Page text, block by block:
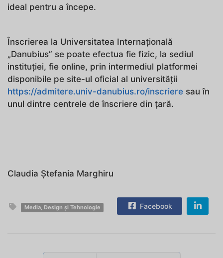
ideal pentru a începe.
Înscrierea la Universitatea Internațională
„Danubius” se poate efectua fie fizic, la sediul
instituției, fie online, prin intermediul platformei
disponibile pe site-ul oficial al universității
https://admitere.univ-danubius.ro/inscriere sau în
unul dintre centrele de înscriere din țară.
Claudia Ștefania Marghiru
Media, Design și Tehnologie Facebook